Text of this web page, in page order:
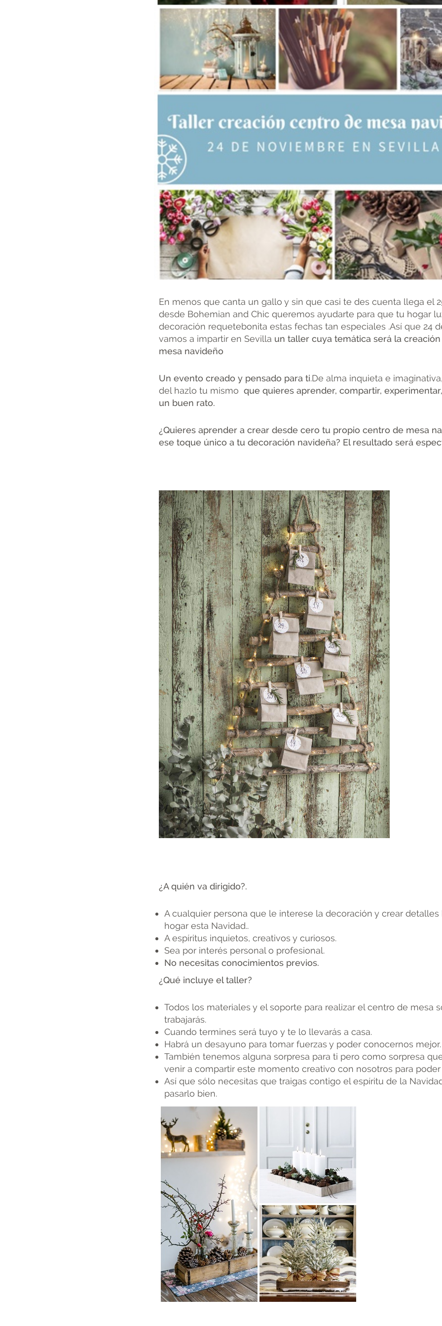
En menos que canta un gallo y sin que casi te des cuenta llega el
desde Bohemian and Chic queremos ayudarte para que tu hogar
decoración requetebonita estas fechas tan especiales .Así que 24
vamos a impartir en Sevilla un taller cuya temática será la
mesa navideño
Un evento creado y pensado para ti.De alma inquieta e
del hazlo tu mismo que quieres aprender, compartir,
un buen rato.
¿Quieres aprender a crear desde cero tu propio centro de mesa
ese toque único a tu decoración navideña? El resultado será
¿A quién va dirigido?.
A cualquier persona que le interese la decoración y crear detalles
hogar esta Navidad..
A espíritus inquietos, creativos y curiosos.
Sea por interés personal o profesional.
No necesitas conocimientos previos.
¿Qué incluye el taller?
Todos los materiales y el soporte para realizar el centro de mesa
trabajarás.
Cuando termines será tuyo y te lo llevarás a casa.
Habrá un desayuno para tomar fuerzas y poder conocernos mejor.
También tenemos alguna sorpresa para ti pero como sorpresa
venir a compartir este momento creativo con nosotros para
Así que sólo necesitas que traigas contigo el espíritu de la
pasarlo bien.